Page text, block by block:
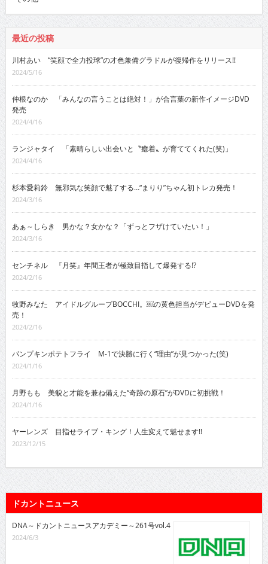
最近の投稿
川村あい “笑顔で全力投球”の才色兼備グラドルが復帰作をリリース!!
2024/5/16
仲根なのか 「みんなの言うことは絶対！」が合言葉の新作イメージDVD
発売
2024/4/16
ランジャタイ 「素晴らしい出会いと〝癒着〟が育ててくれた(笑)」
2024/4/16
杉本愛莉鈴 無邪気な笑顔で魅了する…“まりり”ちゃん初トレカ発売！
2024/3/16
あぁ～しらき 男かな？女かな？「ずっとフザけていたい！」
2024/3/16
センチネル 『月笑』年間王者が極致目指して爆発する!?
2024/2/16
牧野みなた アイドルグループBOCCHI。￼の黄色担当がデビューDVDを発
売！
2024/2/16
パンプキンポテトフライ M-1で決勝に行く“理由”が見つかった(笑)
2024/1/16
月野もも 美貌と才能を兼ね備えた“奇跡の原石”がDVDに初挑戦！
2024/1/16
ヤーレンズ 目指せライブ・キング！人生変えて魅せます!!
2023/12/15
ドカントニュース
DNA～ドカントニュースアカデミー～261号vol.4
2024/6/3